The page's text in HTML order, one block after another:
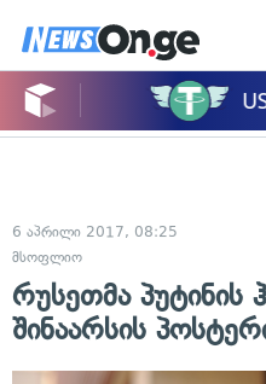
6 აპრილი 2017, 08:25
მსოფლიო
რუსეთმა პუტინის
შინაარსის